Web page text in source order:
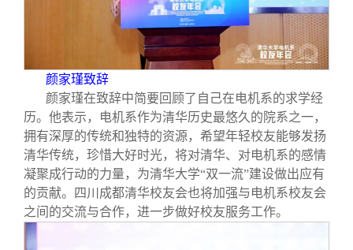
颜家瑾致辞
颜家瑾在致辞中简要回顾了自己在电机系的求学经
历。他表示，电机系作为清华历史最悠久的院系之一，
拥有深厚的传统和独特的资源，希望年轻校友能够发扬
清华传统，珍惜大好时光，将对清华、对电机系的感情
凝聚成行动的力量，为清华大学“双一流”建设做出应有
的贡献。四川成都清华校友会也将加强与电机系校友会
之间的交流与合作，进一步做好校友服务工作。